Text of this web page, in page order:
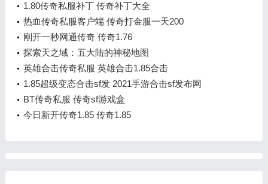
1.80传奇私服补丁 传奇补丁大全
热血传奇私服客户端 传奇打金服一天200
刚开一秒网通传奇 传奇1.76
探索天之域：五大陆的神秘地图
英雄合击传奇私服 英雄合击1.85合击
1.85超级变态合击sf发 2021手游合击sf发布网
BT传奇私服 传奇sf游戏盒
今日新开传奇1.85 传奇1.85